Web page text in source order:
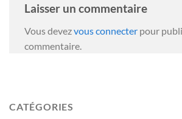
Laisser un commentaire
Vous devezvous connecter pour
commentaire.
CATÉGORIES